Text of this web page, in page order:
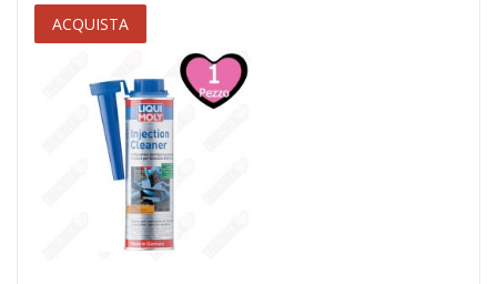
ACQUISTA